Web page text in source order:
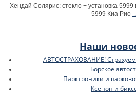
Хендай Солярис: стекло + установка
5999 Киа Рио -
Наши
АВТОСТРАХОВАНИЕ!
Борское
Парктроники и
Ксенон и